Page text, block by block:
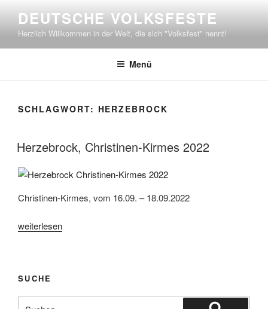
springen
DEUTSCHE VOLKSFESTE
Herzlich Willkommen in der Welt, die sich "Volksfest" nennt!
Menü
SCHLAGWORT: HERZEBROCK
Herzebrock, Christinen-Kirmes 2022
Christinen-Kirmes, vom 16.09. – 18.09.2022
„Herzebrock,
weiterlesen
SUCHE